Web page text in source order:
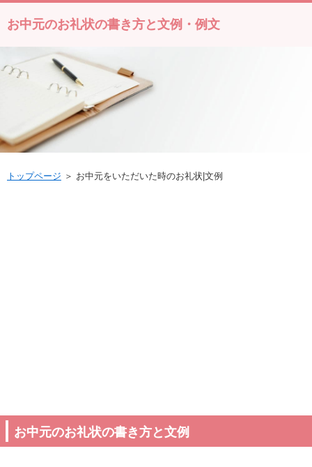
お中元のお礼状の書き方と文例・例文
トップページ ＞ お中元をいただいた時のお礼状|文例
お中元のお礼状の書き方と文例